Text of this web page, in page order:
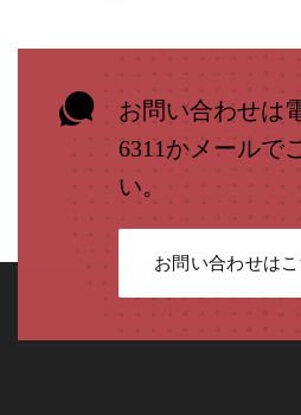
お問い合わせは
6311かメールで
い。
お問い合わせはこ